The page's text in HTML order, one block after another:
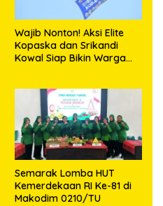
Wajib Nonton! Aksi Elite
Kopaska dan Srikandi
Kowal Siap Bikin Warga
Semarak Lomba HUT
Kemerdekaan RI Ke-81 di
Makodim 0210/TU